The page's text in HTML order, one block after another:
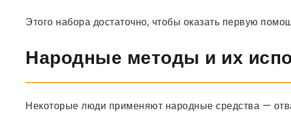
Этого набора достаточно, чтобы оказать первую
Народные методы и их
Некоторые люди применяют народные средства —